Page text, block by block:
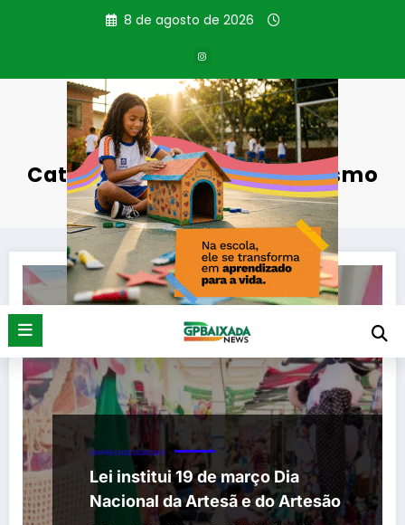
8 de agosto de 2026
Categoria: Empreendedorismo
Página inicial Empreendedorismo
EMPREENDEDORISMO
Lei institui 19 de março Dia
Nacional da Artesã e do Artesão